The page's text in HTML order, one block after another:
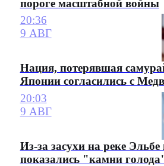
пороге масштабной войны
20:36
9 АВГ
Нация, потерявшая
Японии согласились с
20:03
9 АВГ
Из-за засухи на реке
показались "камни